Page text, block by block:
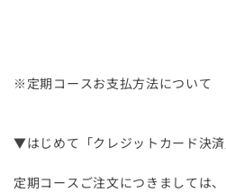
※定期コースお支払方法について
▼はじめて「クレジットカード決
定期コースご注文につきましては